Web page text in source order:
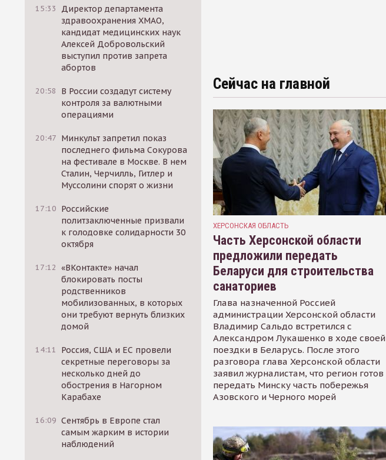
15:33
Директор департамента
здравоохранения ХМАО,
кандидат медицинских наук
Алексей Добровольский
выступил против запрета
абортов
20:58
В России создадут систему
контроля за валютными
операциями
20:47 Минкульт запретил показ
последнего фильма Сокурова
на фестивале в Москве. В нем
Сталин, Черчилль, Гитлер и
Муссолини спорят о жизни
17:10 Российские
политзаключенные призвали
к голодовке солидарности 30
октября
17:12 «ВКонтакте» начал
блокировать посты
родственников
мобилизованных, в которых
они требуют вернуть близких
домой
14:11
Россия, США и ЕС провели
секретные переговоры за
несколько дней до
обострения в Нагорном
Карабахе
16:09 Сентябрь в Европе стал
самым жарким в истории
наблюдений
Сейчас на главной
ХЕРСОНСКАЯ ОБЛАСТЬ
Часть Херсонской области
предложили передать
Беларуси для строительства
санаториев
Глава назначенной Россией
администрации Херсонской области
Владимир Сальдо встретился с
Александром Лукашенко в ходе своей
поездки в Беларусь. После этого
разговора глава Херсонской области
заявил журналистам, что регион готов
передать Минску часть побережья
Азовского и Черного морей